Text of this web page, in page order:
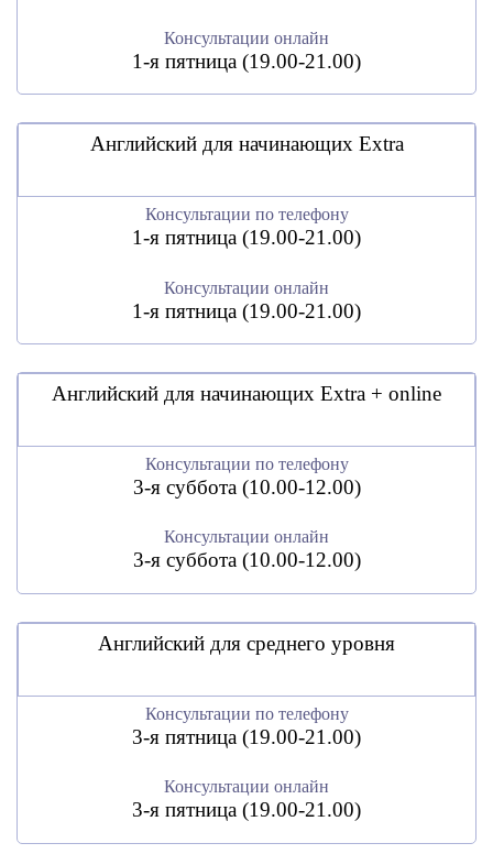
Консультации онлайн
1-я пятница (19.00-21.00)
Английский для начинающих Extra
Консультации по телефону
1-я пятница (19.00-21.00)
Консультации онлайн
1-я пятница (19.00-21.00)
Английский для начинающих Extra + online
Консультации по телефону
3-я суббота (10.00-12.00)
Консультации онлайн
3-я суббота (10.00-12.00)
Английский для среднего уровня
Консультации по телефону
3-я пятница (19.00-21.00)
Консультации онлайн
3-я пятница (19.00-21.00)